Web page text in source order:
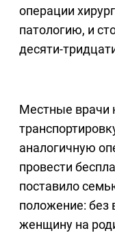
операции
патологию, и
десяти-
Местные врачи
аналогичную
провести
поставило
положение: без
женщину на